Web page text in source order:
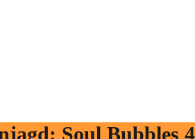
Soul Bubbles 4